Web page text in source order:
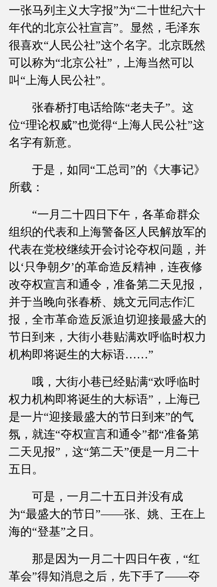
一张马列主义大字报”为“二十世纪六十
年代的北京公社宣言”。显然，毛泽东
很喜欢“人民公社”这个名字。北京既然
可以称为“北京公社”，上海当然可以
叫“上海人民公社”。
张春桥打电话给陈“老夫子”。这
位“理论权威”也觉得“上海人民公社”这
名字有新意。
于是，如同“工总司”的《大事记》
所载：
“一月二十四日下午，各革命群众
组织的代表和上海警备区人民解放军的
代表在党校继续开会讨论夺权问题，并
以‘只争朝夕’的革命造反精神，连夜修
改夺权宣言和通令，准备第二天见报，
并于当晚向张春桥、姚文元同志作汇
报，全市革命造反派迫切迎接最盛大的
节日到来，大街小巷贴满欢呼临时权力
机构即将诞生的大标语……”
哦，大街小巷已经贴满“欢呼临时
权力机构即将诞生的大标语”，上海已
是一片“迎接最盛大的节日到来”的气
氛，就连“夺权宣言和通令”都“准备第
二天见报”，这“第二天”便是一月二十
五日。
可是，一月二十五日并没有成
为“最盛大的节日”——张、姚、王在上
海的“登基”之日。
那是因为一月二十四日午夜，“红
革会”得知消息之后，先下手了——夺